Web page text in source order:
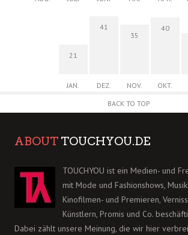
21
JAN.
41
DEZ.
35
NOV.
40
OKT.
BACK TO TOP
ABOUT TOUCHYOU.DE
TOUCHYOU ist ein Medien- und
mit Mode und Fashionshows,
Kinofilmen- und Premieren,
Künstlern, Promis und Co.
Dabei zählt unsere Meinung, die wir hier